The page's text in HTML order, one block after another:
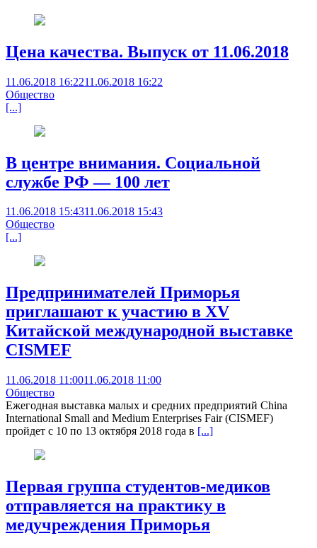
Цена качества. Выпуск от 11.06.2018
11.06.2018 16:2211.06.2018 16:22
Общество
[...]
В центре внимания. Социальной
службе РФ — 100 лет
11.06.2018 15:4311.06.2018 15:43
Общество
[...]
Предпринимателей Приморья
приглашают к участию в XV
Китайской международной выставке
CISMEF
11.06.2018 11:0011.06.2018 11:00
Общество
Ежегодная выставка малых и средних предприятий China
International Small and Medium Enterprises Fair (CISMEF)
пройдет с 10 по 13 октября 2018 года в [...]
Первая группа студентов-медиков
отправляется на практику в
медучреждения Приморья